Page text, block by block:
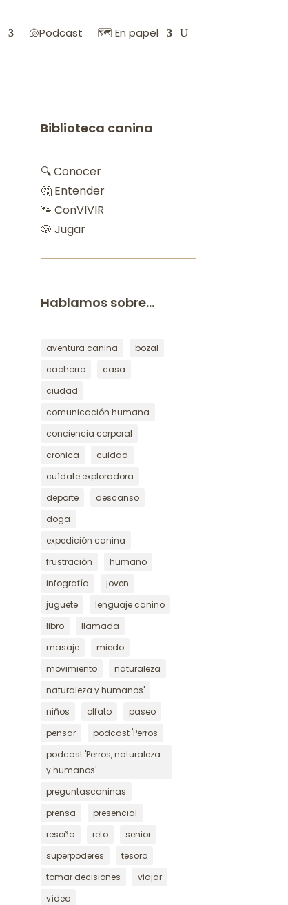
🐚Podcast 🗺️ En papel
Biblioteca canina
🔍 Conocer
🤔 Entender
🐾 ConVIVIR
🐶 Jugar
Hablamos sobre…
aventura canina
bozal
cachorro
casa
ciudad
comunicación humana
conciencia corporal
cronica
cuidad
cuídate exploradora
deporte
descanso
doga
expedición canina
frustración
humano
infografía
joven
juguete
lenguaje canino
libro
llamada
masaje
miedo
movimiento
naturaleza
naturaleza y humanos'
niños
olfato
paseo
pensar
podcast 'Perros
podcast 'Perros, naturaleza
y humanos'
preguntascaninas
prensa
presencial
reseña
reto
senior
superpoderes
tesoro
tomar decisiones
viajar
vídeo